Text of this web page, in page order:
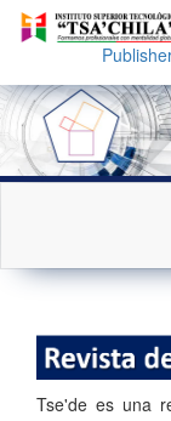
Navegación
principal
Contenido
principal
Barra
lateral
Tse'de es una